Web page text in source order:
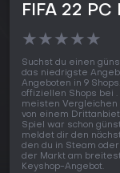
FIFA 22 PC
★★★★★
Suchst du einen
das niedrigste
Angeboten in 9
offiziellen Shops bei
meisten Vergleichen
von einem
Spiel war schon
meldet dir den
den du in Steam
der Markt am
Keyshop-Angebot.